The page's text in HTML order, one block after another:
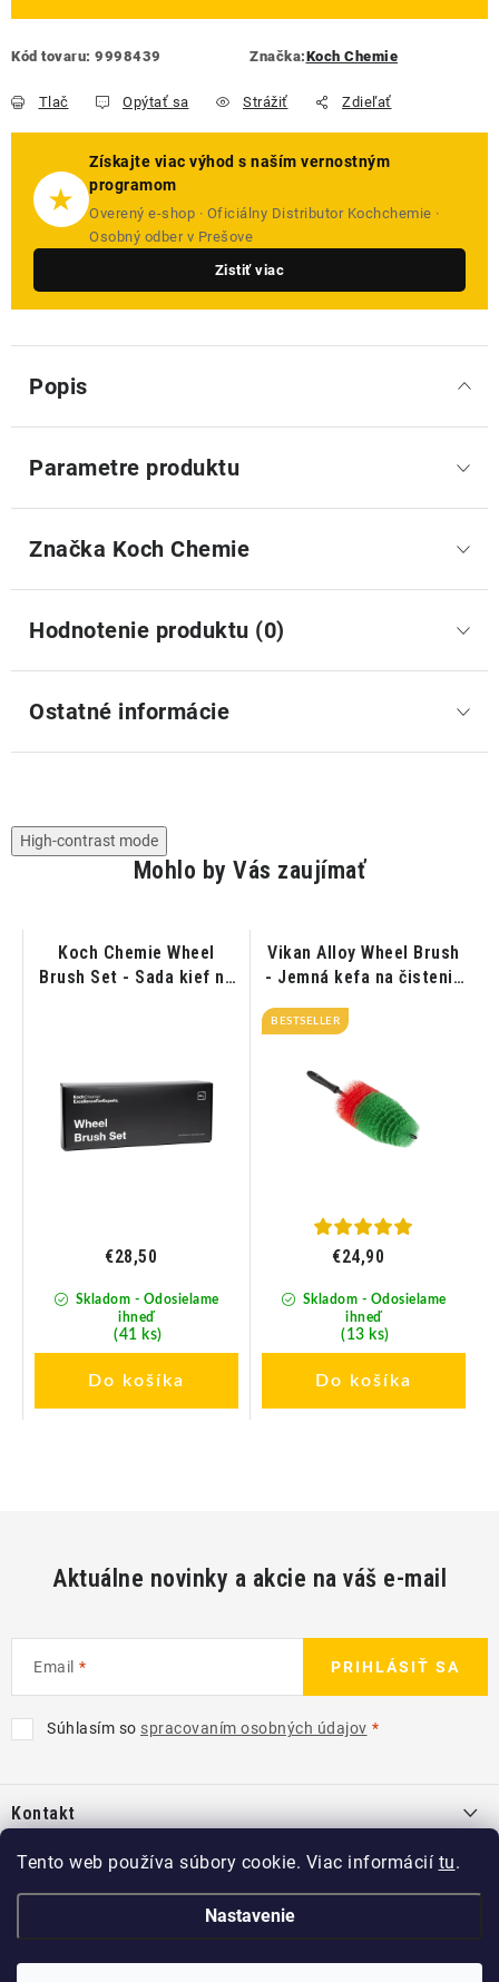
Tento web používa súbory cookie. Viac informácií tu.
Nastavenie
Kód tovaru: 9998439 Značka:Koch Chemie
Tlač Opýtať sa Strážiť Zdieľať
★
Získajte viac výhod s naším vernostným
programom
Overený e-shop · Oficiálny Distributor Kochchemie ·
Osobný odber v Prešove
Zistiť viac
Popis
Parametre produktu
Značka Koch Chemie
Hodnotenie produktu (0)
Ostatné informácie
High-contrast mode
Mohlo by Vás zaujímať
Koch Chemie Wheel
Brush Set - Sada kief na
Skladom - Odosielame
ihneď
(41 ks)
€28,50
Do košíka
Vikan Alloy Wheel Brush
- Jemná kefa na čistenie
BESTSELLER
Skladom - Odosielame
ihneď
(13 ks)
€24,90
Do košíka
Aktuálne novinky a akcie na váš e-mail
Email
Súhlasím so spracovaním osobných údajov
PRIHLÁSIŤ SA
pKontakt
info@ kcshop.sk
+421 918 725 111
Kategórie
O nás